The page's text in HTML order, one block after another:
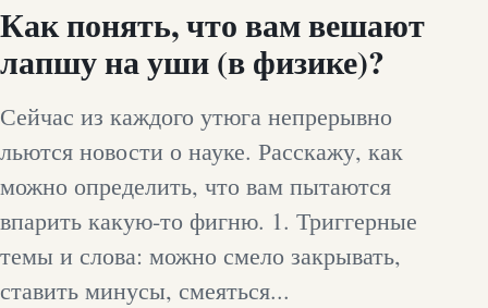
Как понять, что вам вешают
лапшу на уши (в физике)?
Сейчас из каждого утюга непрерывно
льются новости о науке. Расскажу, как
можно определить, что вам пытаются
впарить какую-то фигню. 1. Триггерные
темы и слова: можно смело закрывать,
ставить минусы, смеяться...